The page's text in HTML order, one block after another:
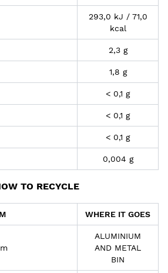
293,0 kJ / 71,0
kcal
2,3 g
1,8 g
< 0,1 g
< 0,1 g
< 0,1 g
0,004 g
TO RECYCLE
WHERE IT GOES
ALUMINIUM
AND METAL
BIN